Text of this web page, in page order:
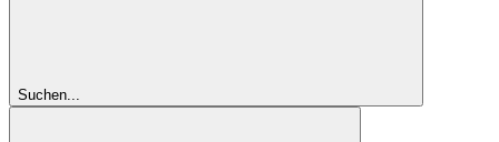
Suchen...